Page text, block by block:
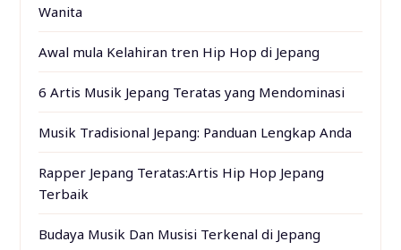
Wanita
Awal mula Kelahiran tren Hip Hop di Jepang
6 Artis Musik Jepang Teratas yang Mendominasi
Musik Tradisional Jepang: Panduan Lengkap Anda
Rapper Jepang Teratas:Artis Hip Hop Jepang
Terbaik
Budaya Musik Dan Musisi Terkenal di Jepang